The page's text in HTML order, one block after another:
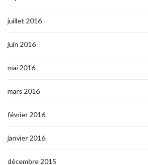
juillet 2016
juin 2016
mai 2016
mars 2016
février 2016
janvier 2016
décembre 2015